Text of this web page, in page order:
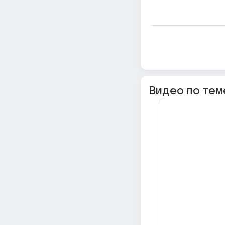
Видео по